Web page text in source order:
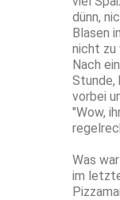
dünn,
Blasen
nicht zu
Nach
Stunde,
vorbei
"Wow,
Was
im